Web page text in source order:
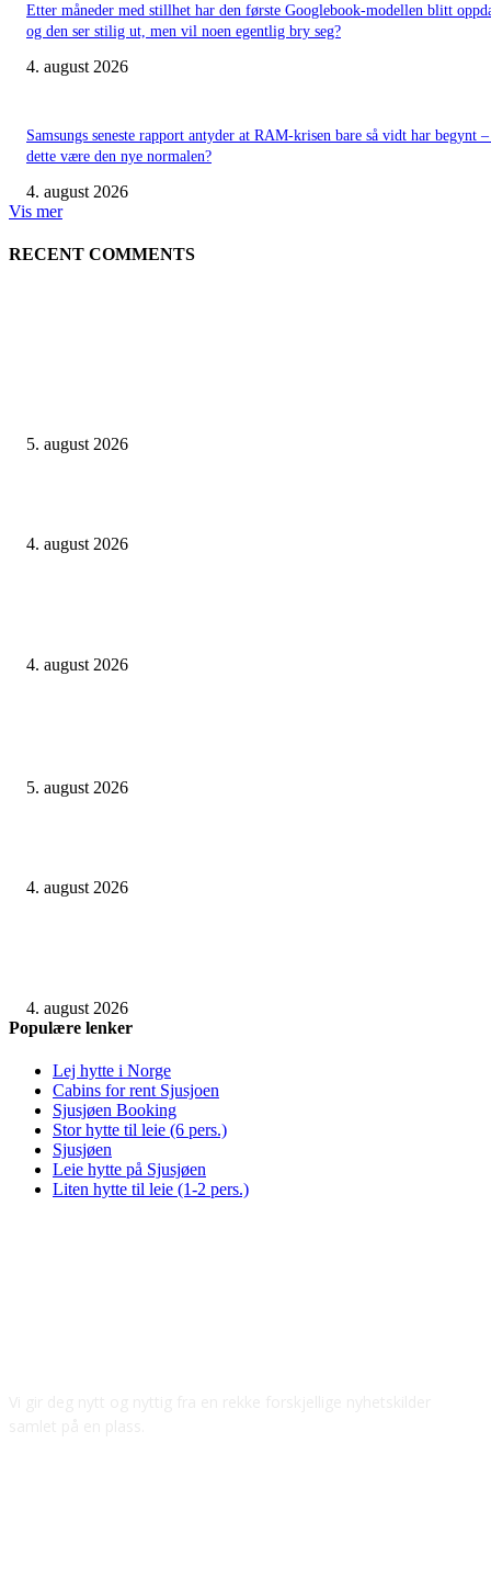
Etter måneder med stillhet har den første Googlebook-modellen blitt
og den ser stilig ut, men vil noen egentlig bry seg?
4. august 2026
Samsungs seneste rapport antyder at RAM-krisen bare så vidt har begynt
dette være den nye normalen?
4. august 2026
Vis mer
RECENT COMMENTS
5. august 2026
4. august 2026
4. august 2026
5. august 2026
4. august 2026
4. august 2026
Populære lenker
Lej hytte i Norge
Cabins for rent Sjusjoen
Sjusjøen Booking
Stor hytte til leie (6 pers.)
Sjusjøen
Leie hytte på Sjusjøen
Liten hytte til leie (1-2 pers.)